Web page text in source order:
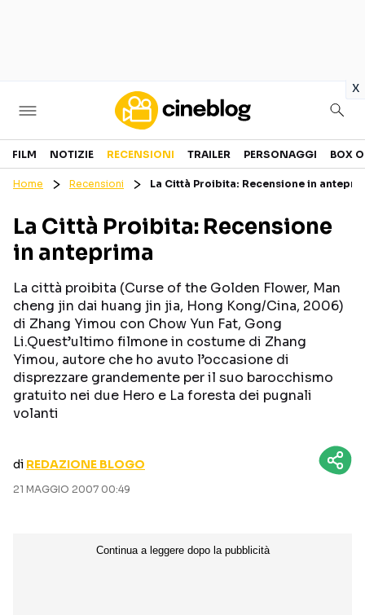
x
Cinema
GENERI
PERSONAGGI
CANALI STREAMING
Categorie
NOTIZIE
CURIOSITÀ
RECENSIONI
TRAILER
BOX OFFICE
FILM NOTIZIE RECENSIONI TRAILER PERSONAGGI BOX
Home Recensioni La Città Proibita: Recensione in
La Città Proibita: Recensione
in anteprima
La città proibita (Curse of the Golden Flower, Man
cheng jin dai huang jin jia, Hong Kong/Cina, 2006)
di Zhang Yimou con Chow Yun Fat, Gong
Li.Quest’ultimo filmone in costume di Zhang
Yimou, autore che ho avuto l’occasione di
disprezzare grandemente per il suo barocchismo
gratuito nei due Hero e La foresta dei pugnali
volanti
di REDAZIONE BLOGO
21 MAGGIO 2007 00:49